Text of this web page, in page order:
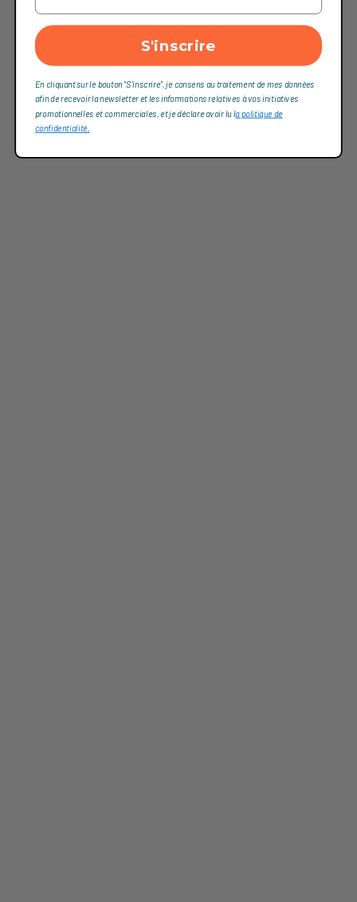
S'inscrire
En cliquant sur le bouton "S'inscrire", je consens au traitement de mes données
afin de recevoir la newsletter et les informations relatives à vos initiatives
promotionnelles et commerciales, et je déclare avoir lu la politique de
confidentialité,